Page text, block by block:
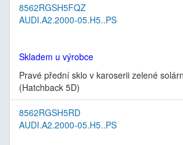
8562RGSH5FQZ
AUDI.A2.2000-05.H5..PS
Skladem u výrobce
Pravé přední sklo v karoserii zelené
(Hatchback 5D)
8562RGSH5RD
AUDI.A2.2000-05.H5..PS